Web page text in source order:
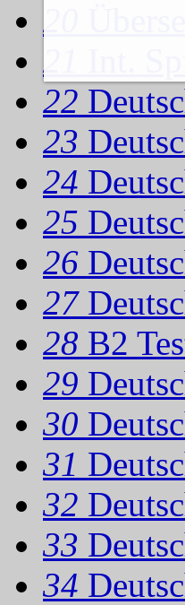
20
21
22
23
24
25
26
27
28 B2
29
30
31
32
33
34